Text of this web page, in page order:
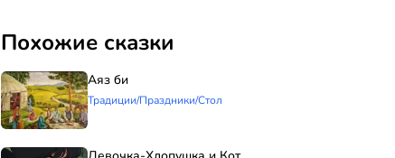
Похожие сказки
Аяз би
Традиции/Праздники/Стол